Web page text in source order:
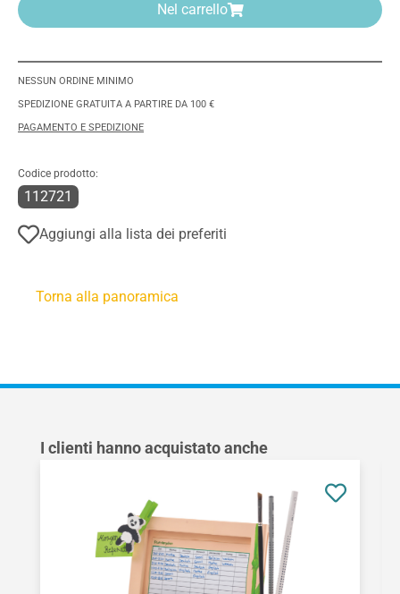
Nel carrello
NESSUN ORDINE MINIMO
SPEDIZIONE GRATUITA A PARTIRE DA 100 €
PAGAMENTO E SPEDIZIONE
Codice prodotto:
112721
Aggiungi alla lista dei preferiti
Torna alla panoramica
Salta la galleria dei prodotti
I clienti hanno acquistato anche